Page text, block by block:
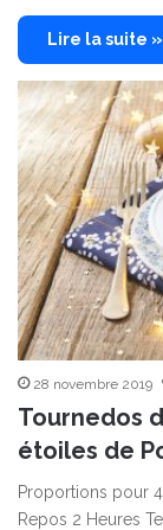
Lire la suite »
28 novembre 2019
Tournedos
étoiles de
Proportions pour
Repos 2 Heures